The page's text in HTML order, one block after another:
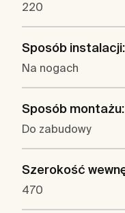
220
Sposób instalacji:
Na nogach
Sposób montażu:
Do zabudowy
Szerokość
470